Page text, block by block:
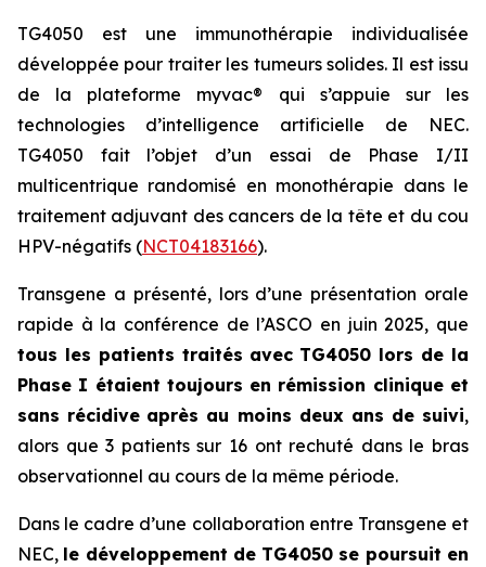
TG4050 est une immunothérapie individualisée
développée pour traiter les tumeurs solides. Il est issu
de la plateforme myvac® qui s’appuie sur les
technologies d’intelligence artificielle de NEC.
TG4050 fait l’objet d’un essai de Phase I/II
multicentrique randomisé en monothérapie dans le
traitement adjuvant des cancers de la tête et du cou
HPV-négatifs (NCT04183166).
Transgene a présenté, lors d’une présentation orale
rapide à la conférence de l’ASCO en juin 2025, que
tous les patients traités avec TG4050 lors de la
Phase I étaient toujours en rémission clinique et
sans récidive après au moins deux ans de suivi,
alors que 3 patients sur 16 ont rechuté dans le bras
observationnel au cours de la même période.
Dans le cadre d’une collaboration entre Transgene et
NEC, le développement de TG4050 se poursuit en